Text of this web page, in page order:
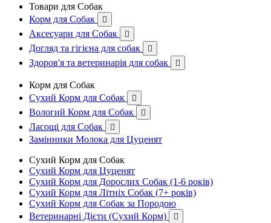
Товари для Собак
Корм для Собак

Аксесуари для Собак 
Догляд та гігієна для собак 
Здоров'я та ветеринарія для собак 
Корм для Собак
Сухий Корм для Собак

Вологий Корм для Собак 
Ласощі для Собак 
Замінники Молока для Цуценят
Сухий Корм для Собак
Сухий Корм для Цуценят
Сухий Корм для Дорослих Собак (1-6 років)
Сухий Корм для Літніх Собак (7+ років)
Сухий Корм для Собак за Породою
Ветеринарні Дієти (Сухий Корм)
